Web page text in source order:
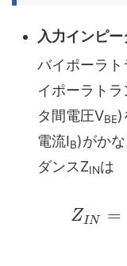
入力インピ
バイポーラ
イポーラト
タ間電圧VBE)
電流IB)がか
ダンスZINは
Z I N =